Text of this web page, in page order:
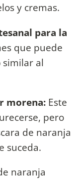
y cremas.
para la
que puede
similar al
morena: Este
pero
de naranja
suceda.
naranja